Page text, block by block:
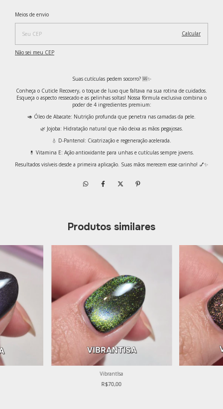
Entregas para o CEP:
Meios de envio
Calcular
Não sei meu CEP
Suas cutículas pedem socorro? 🆘✨
​Conheça o Cuticle Recovery, o toque de luxo que faltava na sua rotina de cuidados.
Esqueça o aspecto ressecado e as pelinhas soltas! Nossa fórmula exclusiva combina o
poder de 4 ingredientes premium:
​🥑 Óleo de Abacate: Nutrição profunda que penetra nas camadas da pele.
​🌿 Jojoba: Hidratação natural que não deixa as mãos pegajosas.
​💧 D-Pantenol: Cicatrização e regeneração acelerada.
​💊 Vitamina E: Ação antioxidante para unhas e cutículas sempre jovens.
​Resultados visíveis desde a primeira aplicação. Suas mãos merecem esse carinho! 💅✨
Produtos similares
VibrantIsa
R$70,00